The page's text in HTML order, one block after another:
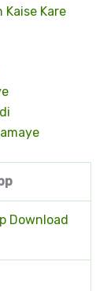
Kare
Download